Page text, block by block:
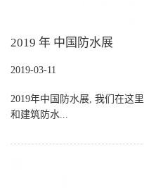
2019 年 中国防水展
2019-03-11
2019年中国防水展, 我们在这
和建筑防水...